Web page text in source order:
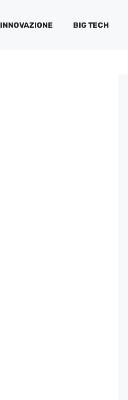
INNOVAZIONE BIG TECH